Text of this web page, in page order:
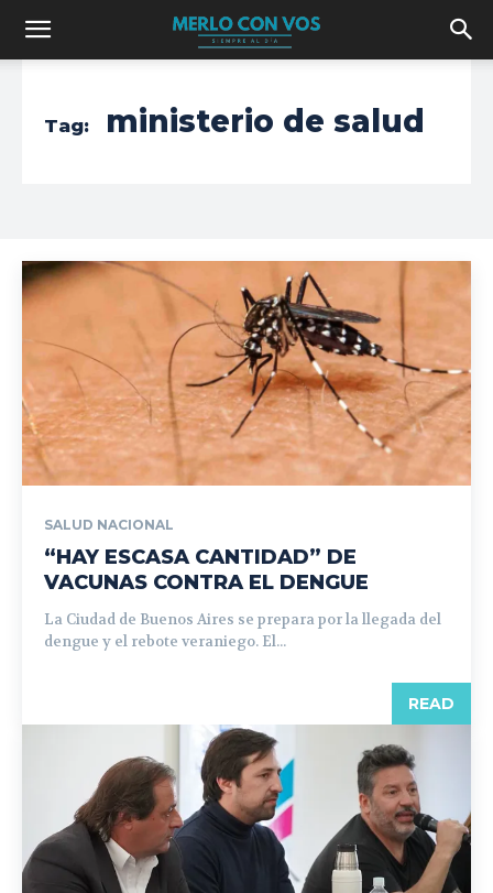
Tag: ministerio de salud
SALUD NACIONAL
“HAY ESCASA CANTIDAD” DE
VACUNAS CONTRA EL DENGUE
La Ciudad de Buenos Aires se prepara por la llegada del
dengue y el rebote veraniego. El...
READ